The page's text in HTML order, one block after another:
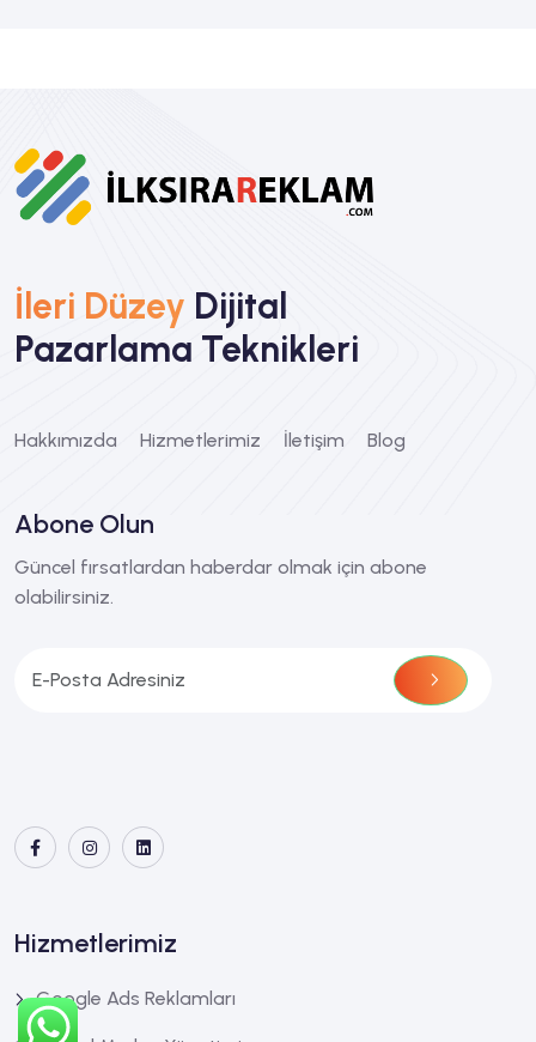
İleri Düzey Dijital
Pazarlama Teknikleri
Hakkımızda Hizmetlerimiz İletişim Blog
Abone Olun
Güncel fırsatlardan haberdar olmak için abone
olabilirsiniz.
Hizmetlerimiz
Google Ads Reklamları